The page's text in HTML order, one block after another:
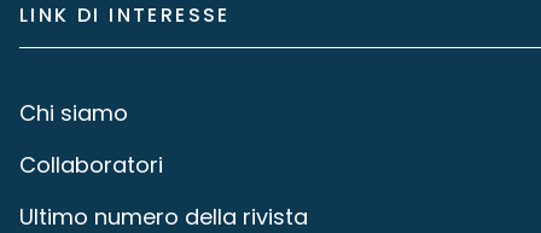
LINK DI INTERESSE
Chi siamo
Collaboratori
Ultimo numero della rivista